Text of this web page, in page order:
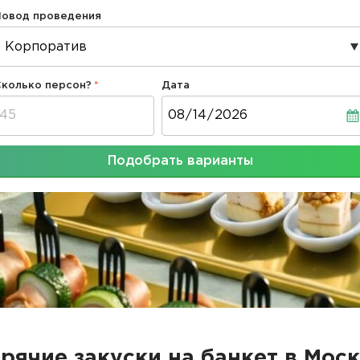
проведения
персон? Дата
Подобрать варианты